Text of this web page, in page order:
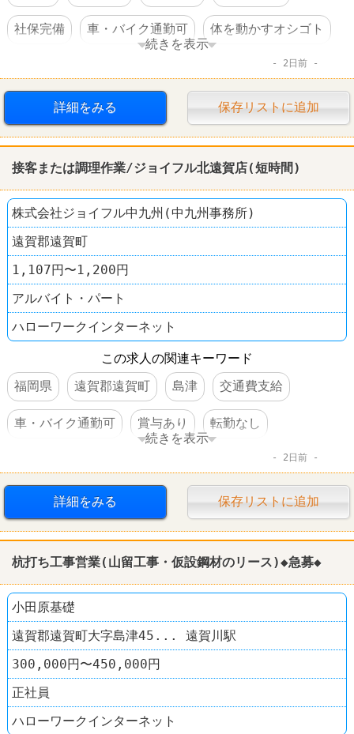
社保完備 車・バイク通勤可 体を動かすオシゴト
続きを表示
2日前
詳細をみる 保存リストに追加
接客または調理作業/ジョイフル北遠賀店(短時間)
株式会社ジョイフル中九州(中九州事務所)
遠賀郡遠賀町
1,107円〜1,200円
アルバイト・パート
ハローワークインターネット
この求人の関連キーワード
福岡県
遠賀郡遠賀町 島津 交通費支給
車・バイク通勤可 賞与あり 転勤なし
続きを表示
2日前
詳細をみる 保存リストに追加
杭打ち工事営業(山留工事・仮設鋼材のリース)◆急募◆
小田原基礎
遠賀郡遠賀町大字島津45... 遠賀川駅
300,000円〜450,000円
正社員
ハローワークインターネット